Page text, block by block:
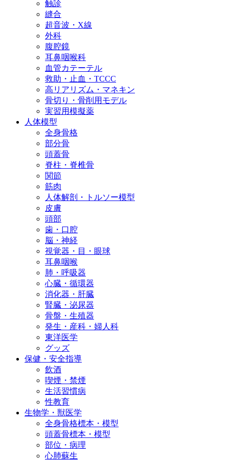
触診
縫合
超音波・X線
外科
腹腔鏡
耳鼻咽喉科
血管カテーテル
救助・止血・TCCC
高リアリズム・マネキン
骨切り・骨削用モデル
実習用模擬薬
人体模型
全身骨格
部分骨
頭蓋骨
脊柱・脊椎骨
関節
筋肉
人体解剖・トルソー模型
皮膚
頭部
歯・口腔
脳・神経
視覚器・目・眼球
耳鼻咽喉
肺・呼吸器
心臓・循環器
消化器・肝臓
腎臓・泌尿器
骨盤・生殖器
発生・産科・婦人科
東洋医学
グッズ
保健・安全指導
飲酒
喫煙・禁煙
生活習慣病
性教育
生物学・獣医学
全身骨格標本・模型
頭蓋骨標本・模型
部位・病理
心肺蘇生